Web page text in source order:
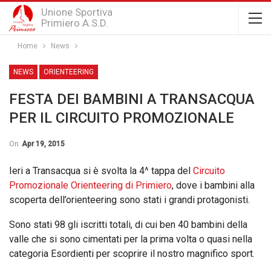
Unione Sportiva
Primiero A.S.D.
Home News
NEWS ORIENTEERING
FESTA DEI BAMBINI A TRANSACQUA
PER IL CIRCUITO PROMOZIONALE
On Apr 19, 2015
Ieri a Transacqua si è svolta la 4^ tappa del Circuito
Promozionale Orienteering di Primiero, dove i bambini alla
scoperta dell’orienteering sono stati i grandi protagonisti.
Sono stati 98 gli iscritti totali, di cui ben 40 bambini della
valle che si sono cimentati per la prima volta o quasi nella
categoria Esordienti per scoprire il nostro magnifico sport.